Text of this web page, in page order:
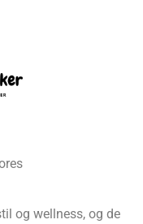
og wellness, og de